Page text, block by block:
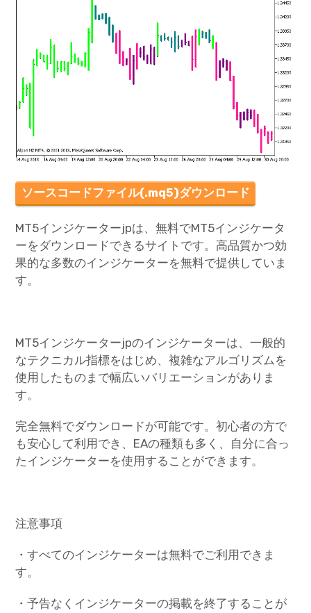
ソースコードファイル(.mq5)ダウンロード
MT5インジケーターjpは、無料でMT5インジケータ
ーをダウンロードできるサイトです。高品質かつ効
果的な多数のインジケーターを無料で提供していま
す。
MT5インジケーターjpのインジケーターは、一般的
なテクニカル指標をはじめ、複雑なアルゴリズムを
使用したものまで幅広いバリエーションがありま
す。
完全無料でダウンロードが可能です。初心者の方で
も安心して利用でき、EAの種類も多く、自分に合っ
たインジケーターを使用することができます。
注意事項
・すべてのインジケーターは無料でご利用できま
す。
・予告なくインジケーターの掲載を終了することが